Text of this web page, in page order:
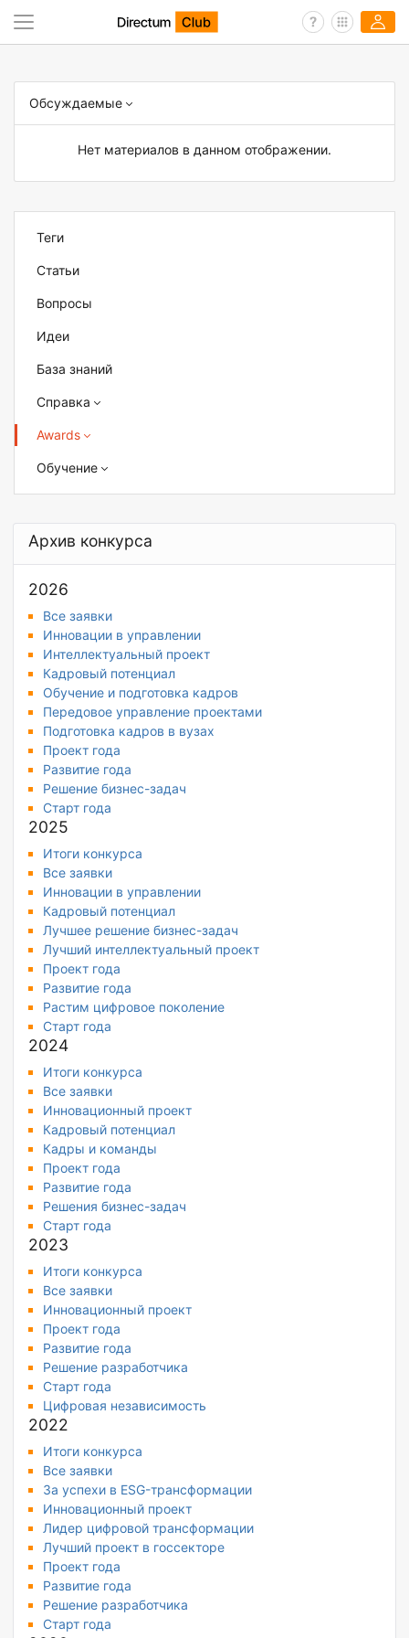
Обсуждаемые
Нет материалов в данном отображении.
Теги
Статьи
Вопросы
Идеи
База знаний
Справка
Awards
Обучение
Архив конкурса
2026
Все заявки
Инновации в управлении
Интеллектуальный проект
Кадровый потенциал
Обучение и подготовка кадров
Передовое управление проектами
Подготовка кадров в вузах
Проект года
Развитие года
Решение бизнес-задач
Старт года
2025
Итоги конкурса
Все заявки
Инновации в управлении
Кадровый потенциал
Лучшее решение бизнес-задач
Лучший интеллектуальный проект
Проект года
Развитие года
Растим цифровое поколение
Старт года
2024
Итоги конкурса
Все заявки
Инновационный проект
Кадровый потенциал
Кадры и команды
Проект года
Развитие года
Решения бизнес-задач
Старт года
2023
Итоги конкурса
Все заявки
Инновационный проект
Проект года
Развитие года
Решение разработчика
Старт года
Цифровая независимость
2022
Итоги конкурса
Все заявки
За успехи в ESG-трансформации
Инновационный проект
Лидер цифровой трансформации
Лучший проект в госсекторе
Проект года
Развитие года
Решение разработчика
Старт года